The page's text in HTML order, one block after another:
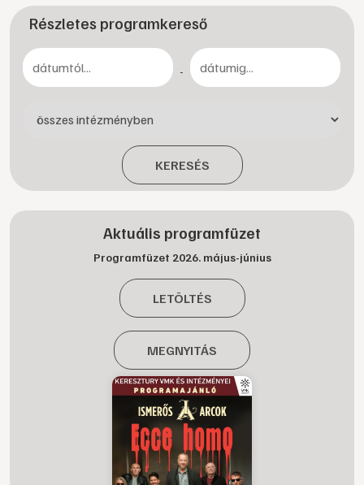
Részletes programkereső
-
KERESÉS
Aktuális programfüzet
Programfüzet 2026. május-június
LETÖLTÉS
MEGNYITÁS